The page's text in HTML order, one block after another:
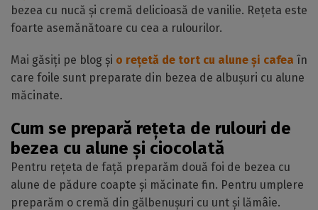
bezea cu nucă și cremă delicioasă de vanilie. Rețeta este
foarte asemănătoare cu cea a rulourilor.
Mai găsiți pe blog și o rețetă de tort cu alune și cafea în
care foile sunt preparate din bezea de albușuri cu alune
măcinate.
Cum se prepară rețeta de rulouri de
bezea cu alune și ciocolată
Pentru rețeta de față preparăm două foi de bezea cu
alune de pădure coapte și măcinate fin. Pentru umplere
preparăm o cremă din gălbenușuri cu unt și lămâie.